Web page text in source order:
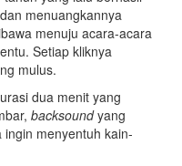
menuangkannya
menuju acara-acara
Setiap kliknya
mulus.
dua menit yang
backsoundyang
menyentuh kain-